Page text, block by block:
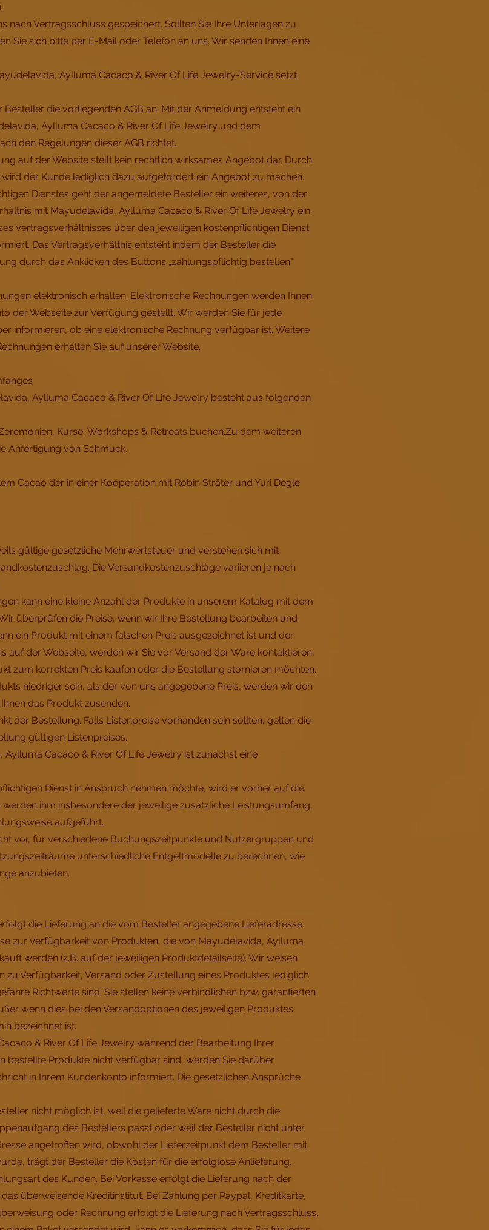
nach Vertragsschluss gespeichert. Sollten Sie Ihre Unterlagen zu
Sie sich bitte per E-Mail oder Telefon an uns. Wir senden Ihnen eine
Aylluma Cacaco & River Of Life Jewelry-Service setzt
die vorliegenden AGB an. Mit der Anmeldung entsteht ein
Aylluma Cacaco & River Of Life Jewelry und dem
den Regelungen dieser AGB richtet.
auf der Website stellt kein rechtlich wirksames Angebot dar. Durch
der Kunde lediglich dazu aufgefordert ein Angebot zu machen.
Dienstes geht der angemeldete Besteller ein weiteres, von der
mit Mayudelavida, Aylluma Cacaco & River Of Life Jewelry ein.
Vertragsverhältnisses über den jeweiligen kostenpflichtigen Dienst
Das Vertragsverhältnis entsteht indem der Besteller die
durch das Anklicken des Buttons „zahlungspflichtig bestellen"
elektronisch erhalten. Elektronische Rechnungen werden Ihnen
der Webseite zur Verfügung gestellt. Wir werden Sie für jede
informieren, ob eine elektronische Rechnung verfügbar ist. Weitere
erhalten Sie auf unserer Website.
Aylluma Cacaco & River Of Life Jewelry besteht aus folgenden
Kurse, Workshops & Retreats buchen.Zu dem weiteren
Anfertigung von Schmuck.
Cacao der in einer Kooperation mit Robin Sträter und Yuri Degle
gültige gesetzliche Mehrwertsteuer und verstehen sich mit
Die Versandkostenzuschläge variieren je nach
kann eine kleine Anzahl der Produkte in unserem Katalog mit dem
überprüfen die Preise, wenn wir Ihre Bestellung bearbeiten und
ein Produkt mit einem falschen Preis ausgezeichnet ist und der
auf der Webseite, werden wir Sie vor Versand der Ware kontaktieren,
zum korrekten Preis kaufen oder die Bestellung stornieren möchten.
niedriger sein, als der von uns angegebene Preis, werden wir den
das Produkt zusenden.
der Bestellung. Falls Listenpreise vorhanden sein sollten, gelten die
gültigen Listenpreises.
Cacaco & River Of Life Jewelry ist zunächst eine
Dienst in Anspruch nehmen möchte, wird er vorher auf die
ihm insbesondere der jeweilige zusätzliche Leistungsumfang,
aufgeführt.
vor, für verschiedene Buchungszeitpunkte und Nutzergruppen und
unterschiedliche Entgeltmodelle zu berechnen, wie
anzubieten.
die Lieferung an die vom Besteller angegebene Lieferadresse.
zur Verfügbarkeit von Produkten, die von Mayudelavida, Aylluma
werden (z.B. auf der jeweiligen Produktdetailseite). Wir weisen
zu Verfügbarkeit, Versand oder Zustellung eines Produktes lediglich
Richtwerte sind. Sie stellen keine verbindlichen bzw. garantierten
wenn dies bei den Versandoptionen des jeweiligen Produktes
bezeichnet ist.
& River Of Life Jewelry während der Bearbeitung Ihrer
bestellte Produkte nicht verfügbar sind, werden Sie darüber
in Ihrem Kundenkonto informiert. Die gesetzlichen Ansprüche
nicht möglich ist, weil die gelieferte Ware nicht durch die
des Bestellers passt oder weil der Besteller nicht unter
angetroffen wird, obwohl der Lieferzeitpunkt dem Besteller mit
trägt der Besteller die Kosten für die erfolglose Anlieferung.
des Kunden. Bei Vorkasse erfolgt die Lieferung nach der
überweisende Kreditinstitut. Bei Zahlung per Paypal, Kreditkarte,
oder Rechnung erfolgt die Lieferung nach Vertragsschluss.